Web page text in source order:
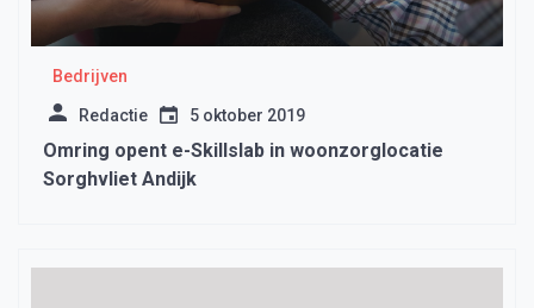
Bedrijven
Redactie 5 oktober 2019
Omring opent e-Skillslab in woonzorglocatie
Sorghvliet Andijk